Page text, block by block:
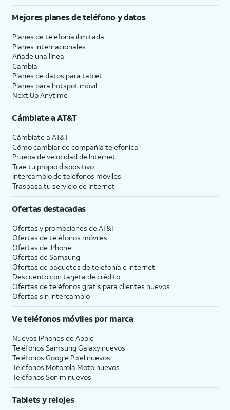
Mejores planes de teléfono y datos
Planes de telefonía ilimitada
Planes internacionales
Añade una línea
Cambia
Planes de datos para tablet
Planes para hotspot móvil
Next Up Anytime
Cámbiate aAT&T
Cámbiate a AT&T
Cómo cambiar de compañía telefónica
Prueba de velocidad de Internet
Trae tu propio dispositivo
Intercambio de teléfonos móviles
Traspasa tu servicio de internet
Ofertas destacadas
Ofertas y promociones de AT&T
Ofertas de teléfonos móviles
Ofertas de iPhone
Ofertas de Samsung
Ofertas de paquetes de telefonía e internet
Descuento con tarjeta de crédito
Ofertas de teléfonos gratis para clientes nuevos
Ofertas sin intercambio
Ve teléfonos móviles por marca
Nuevos iPhones de Apple
Teléfonos Samsung Galaxy nuevos
Teléfonos Google Pixel nuevos
Teléfonos Motorola Moto nuevos
Teléfonos Sonim nuevos
Tablets y relojes